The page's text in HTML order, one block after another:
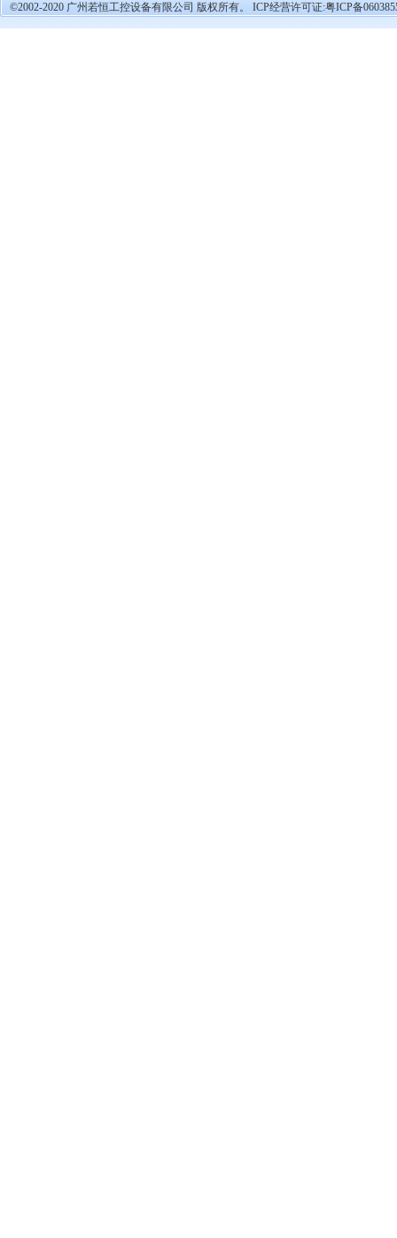
©2002-2020 广州若恒工控设备有限公司 版权所有。 ICP经营许可证:粤ICP备